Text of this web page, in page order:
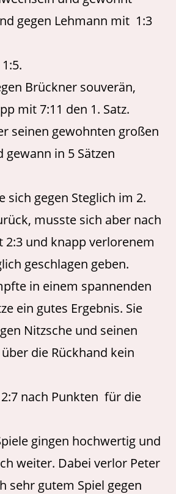
gegen Lehmann mit 1:3
Brückner souverän,
mit 7:11 den 1. Satz.
seinen gewohnten großen
gewann in 5 Sätzen
sich gegen Steglich im 2.
musste sich aber nach
2:3 und knapp verlorenem
geschlagen geben.
in einem spannenden
ein gutes Ergebnis. Sie
Nitzsche und seinen
die Rückhand kein
nach Punkten für die
gingen hochwertig und
weiter. Dabei verlor Peter
sehr gutem Spiel gegen